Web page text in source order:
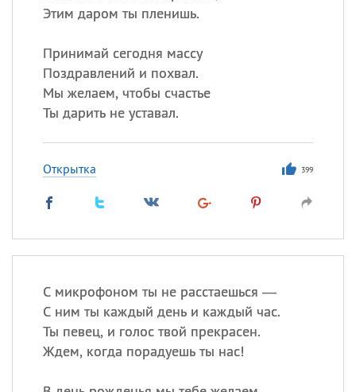
Этим даром ты пленишь.
Принимай сегодня массу
Поздравлений и похвал.
Мы желаем, чтобы счастье
Ты дарить не уставал.
Открытка 399
С микрофоном ты не расстаешься —
С ним ты каждый день и каждый час.
Ты певец, и голос твой прекрасен.
Ждем, когда порадуешь ты нас!